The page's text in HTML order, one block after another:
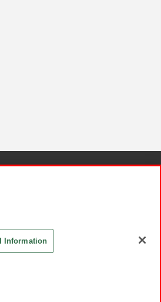
Information